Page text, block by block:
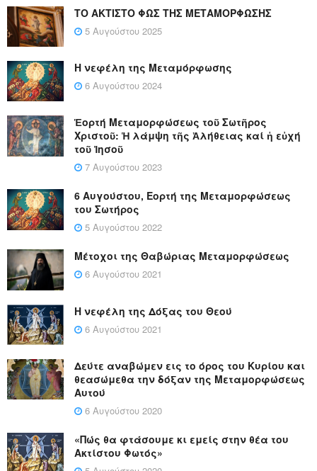
ΤΟ ΑΚΤΙΣΤΟ ΦΩΣ ΤΗΣ ΜΕΤΑΜΟΡΦΩΣΗΣ
5 Αυγούστου 2025
Η νεφέλη της Μεταμόρφωσης
6 Αυγούστου 2024
Ἑορτή Μεταμορφώσεως τοῦ Σωτῆρος
Χριστοῦ: Ἡ λάμψη τῆς Ἀλήθειας καί ἡ εὐχή
τοῦ Ἰησοῦ
7 Αυγούστου 2023
6 Αυγούστου, Εορτή της Μεταμορφώσεως
του Σωτήρος
5 Αυγούστου 2022
Μέτοχοι της Θαβώριας Μεταμορφώσεως
6 Αυγούστου 2021
Η νεφέλη της Δόξας του Θεού
6 Αυγούστου 2021
Δεύτε αναβώμεν εις το όρος του Κυρίου και
θεασώμεθα την δόξαν της Μεταμορφώσεως
Αυτού
6 Αυγούστου 2020
«Πώς θα φτάσουμε κι εμείς στην θέα του
Ακτίστου Φωτός»